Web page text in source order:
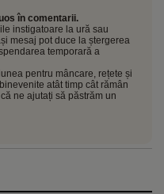
în comentarii.
instigatoare la ură sau
mesaj pot duce la ștergerea
temporară a
pentru mâncare, rețete și
atât timp cât rămân
ne ajutați să păstrăm un